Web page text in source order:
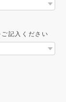
記入ください